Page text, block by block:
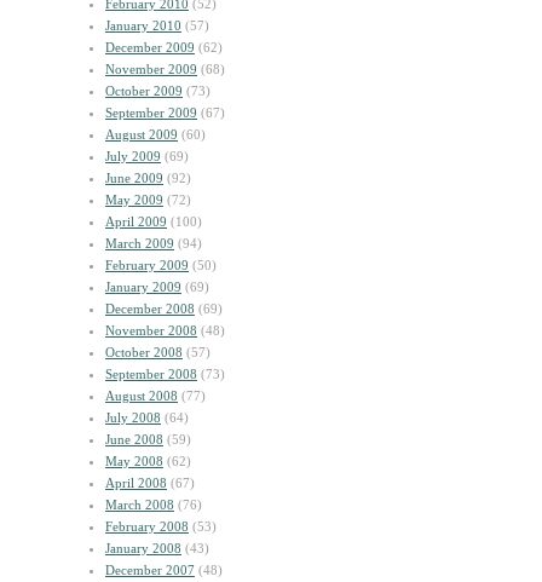
February 2010 (52)
January 2010 (57)
December 2009 (62)
November 2009 (68)
October 2009 (73)
September 2009 (67)
August 2009 (60)
July 2009 (69)
June 2009 (92)
May 2009 (72)
April 2009 (100)
March 2009 (94)
February 2009 (50)
January 2009 (69)
December 2008 (69)
November 2008 (48)
October 2008 (57)
September 2008 (73)
August 2008 (77)
July 2008 (64)
June 2008 (59)
May 2008 (62)
April 2008 (67)
March 2008 (76)
February 2008 (53)
January 2008 (43)
December 2007 (48)